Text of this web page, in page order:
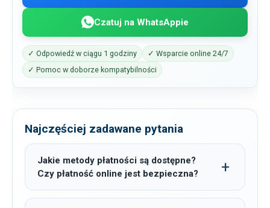
Czatuj na WhatsAppie
✓ Odpowiedź w ciągu 1 godziny
✓ Wsparcie online 24/7
✓ Pomoc w doborze kompatybilności
Najczęściej zadawane pytania
Jakie metody płatności są dostępne?
Czy płatność online jest bezpieczna?